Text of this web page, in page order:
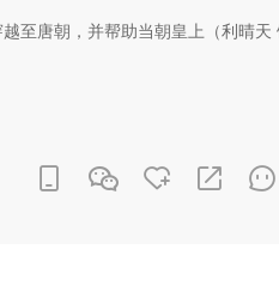
唐朝，并帮助当朝皇上（利晴天